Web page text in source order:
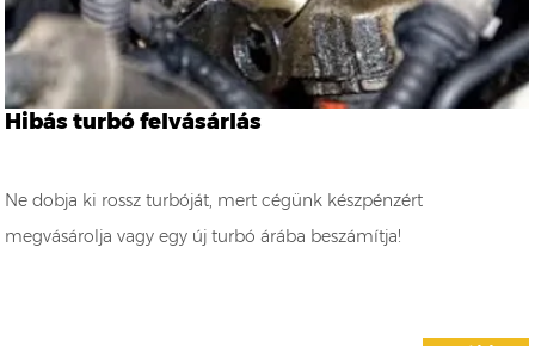
Hibás turbó felvásárlás
Ne dobja ki rossz turbóját, mert cégünk készpénzért
megvásárolja vagy egy új turbó árába beszámítja!